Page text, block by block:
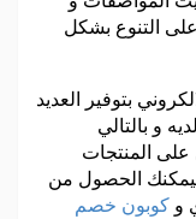
على التنوع بشكل
بتوفير العديد
و بالتالي
المنتجات
الحصول من
و كوبون خصم